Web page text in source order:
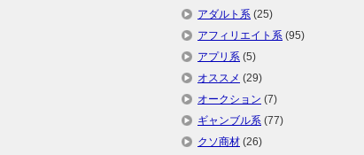
アダルト系 (25)
アフィリエイト系 (95)
アプリ系 (5)
オススメ (29)
オークション (7)
ギャンブル系 (77)
クソ商材 (26)